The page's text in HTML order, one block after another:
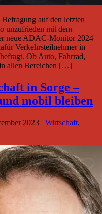
auf den letzten
unzufrieden mit dem
neue ADAC-Monitor 2024
Verkehrsteilnehmer in
Ob Auto, Fahrrad,
allen Bereichen […]
in Sorge –
mobil bleiben
2023 Wirtschaft,